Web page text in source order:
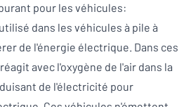
pour les véhicules:
dans les véhicules à pile à
de l'énergie électrique. Dans ces
avec l'oxygène de l'air dans la
de l'électricité pour